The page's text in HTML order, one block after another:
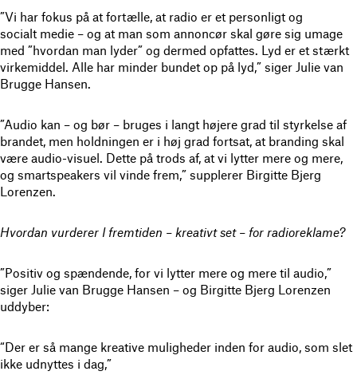
”Vi har fokus på at fortælle, at radio er et personligt og
socialt medie – og at man som annoncør skal gøre sig umage
med ”hvordan man lyder” og dermed opfattes. Lyd er et stærkt
virkemiddel. Alle har minder bundet op på lyd,” siger Julie van
Brugge Hansen.
”Audio kan – og bør – bruges i langt højere grad til styrkelse af
brandet, men holdningen er i høj grad fortsat, at branding skal
være audio-visuel. Dette på trods af, at vi lytter mere og mere,
og smartspeakers vil vinde frem,” supplerer Birgitte Bjerg
Lorenzen.
Hvordan vurderer I fremtiden – kreativt set – for radioreklame?
”Positiv og spændende, for vi lytter mere og mere til audio,”
siger Julie van Brugge Hansen – og Birgitte Bjerg Lorenzen
uddyber:
“Der er så mange kreative muligheder inden for audio, som slet
ikke udnyttes i dag,”